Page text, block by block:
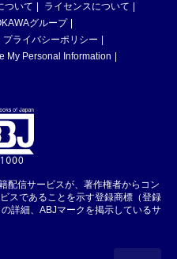
ついて
ライセンスについて
グループ
プライバシーポリシー
My Personal Information
配信サービスが、著作権者からコン
スであることを示す登録商標（登録
詳細、ABJマークを掲示しているサ